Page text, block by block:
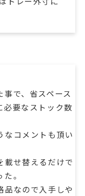
で、省スペース
必要なストック数
コメントも頂い
せ替えるだけで
。
なので入手しや